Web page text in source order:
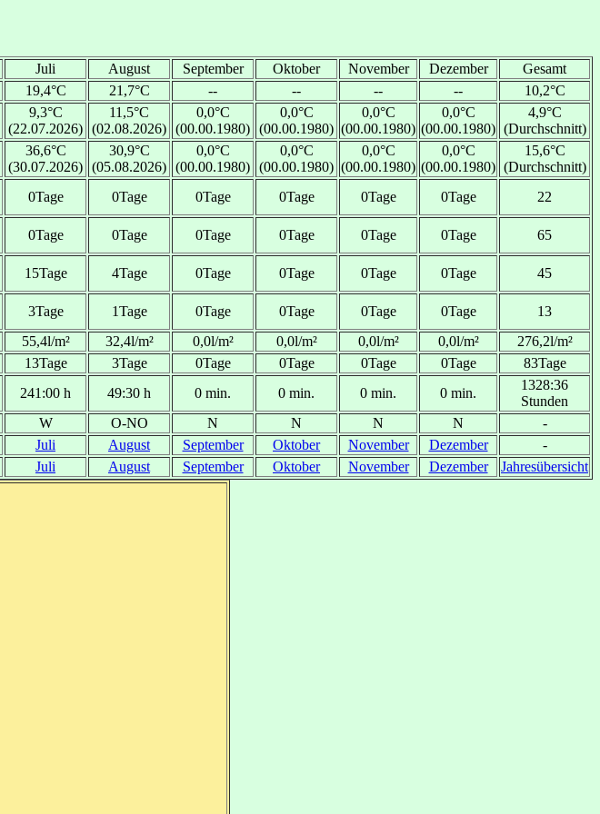
Juli August September Oktober November Dezember
Gesamt
19,4°C 21,7°C -- -- -- --
10,2°C
9,3°C
(22.07.2026)
11,5°C
(02.08.2026)
0,0°C
(00.00.1980)
0,0°C
(00.00.1980)
0,0°C
(00.00.1980)
0,0°C
(00.00.1980)
4,9°C
(Durchschnitt)
36,6°C
(30.07.2026)
30,9°C
(05.08.2026)
0,0°C
(00.00.1980)
0,0°C
(00.00.1980)
0,0°C
(00.00.1980)
0,0°C
(00.00.1980)
15,6°C
(Durchschnitt)
0Tage 0Tage 0Tage 0Tage 0Tage 0Tage
22
0Tage 0Tage 0Tage 0Tage 0Tage 0Tage
65
15Tage 4Tage 0Tage 0Tage 0Tage 0Tage
45
3Tage 1Tage 0Tage 0Tage 0Tage 0Tage
13
55,4l/m² 32,4l/m² 0,0l/m² 0,0l/m² 0,0l/m² 0,0l/m²
276,2l/m²
13Tage 3Tage 0Tage 0Tage 0Tage 0Tage
83Tage
241:00 h 49:30 h 0 min. 0 min. 0 min. 0 min.
1328:36
Stunden
W O-NO N N N N
-
Juli August September Oktober November Dezember
-
Juli August September Oktober November Dezember Jahresübersicht